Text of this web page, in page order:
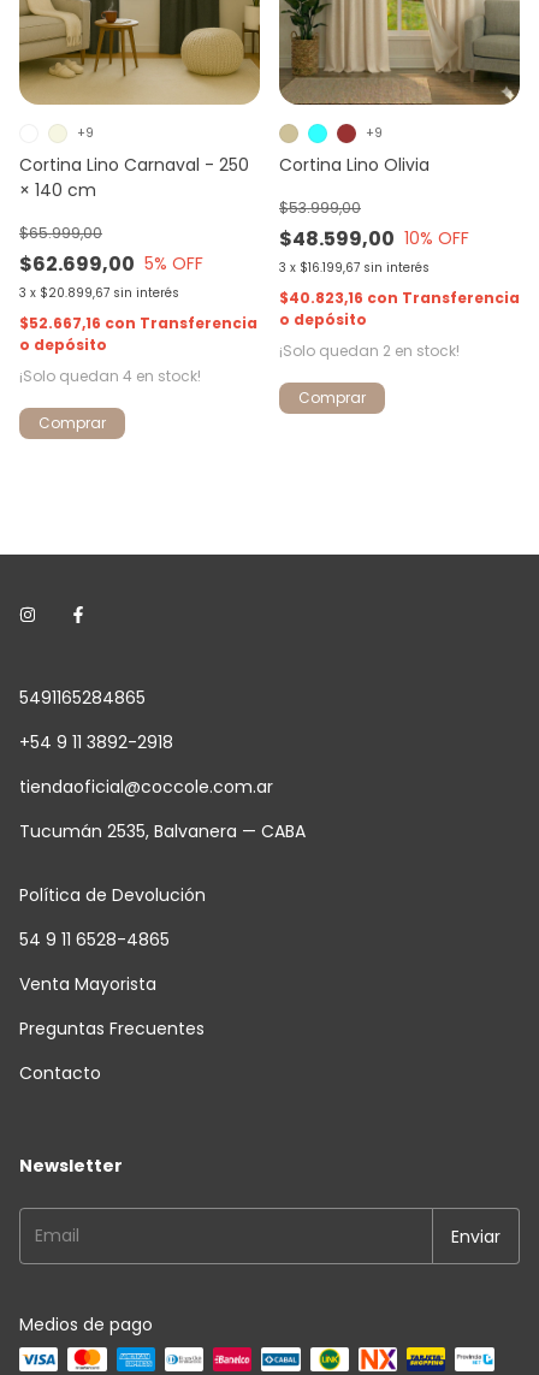
Cortina Lino Carnaval - 250
× 140 cm
$62.699,00
$65.999,00
5% OFF
3 x $20.899,67 sin interés
$52.667,16 con Transferencia
o depósito
¡Solo quedan 4 en stock!
+9
Comprar
Cortina Lino Olivia
$48.599,00
$53.999,00
10% OFF
3 x $16.199,67 sin interés
$40.823,16 con Transferencia
o depósito
¡Solo quedan 2 en stock!
+9
Comprar
5491165284865
+54 9 11 3892-2918
tiendaoficial@coccole.com.ar
Tucumán 2535, Balvanera — CABA
Política de Devolución
54 9 11 6528-4865
Venta Mayorista
Preguntas Frecuentes
Contacto
Newsletter
Medios de pago